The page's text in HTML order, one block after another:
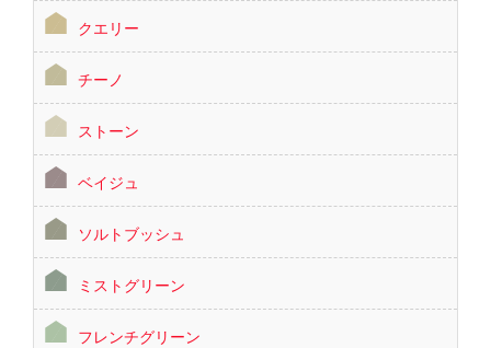
クエリー
チーノ
ストーン
ベイジュ
ソルトブッシュ
ミストグリーン
フレンチグリーン